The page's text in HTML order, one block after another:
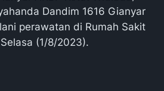
Dandim 1616 Gianyar
perawatan di Rumah Sakit
(1/8/2023).